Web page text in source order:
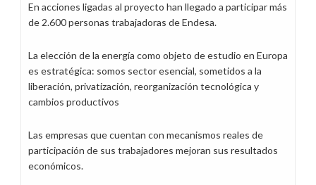
En acciones ligadas al proyecto han llegado a participar más
de 2.600 personas trabajadoras de Endesa.
La elección de la energía como objeto de estudio en Europa
es estratégica: somos sector esencial, sometidos a la
liberación, privatización, reorganización tecnológica y
cambios productivos
Las empresas que cuentan con mecanismos reales de
participación de sus trabajadores mejoran sus resultados
económicos.